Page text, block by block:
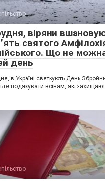
віряни
святого
Що не
день
в Україні святкують День
подякувати воїнам, які